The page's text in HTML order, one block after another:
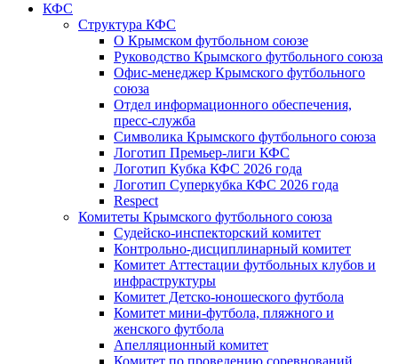
КФС
Структура КФС
О Крымском футбольном союзе
Руководство Крымского футбольного союза
Офис-менеджер Крымского футбольного
союза
Отдел информационного обеспечения,
пресс-служба
Символика Крымского футбольного союза
Логотип Премьер-лиги КФС
Логотип Кубка КФС 2026 года
Логотип Суперкубка КФС 2026 года
Respect
Комитеты Крымского футбольного союза
Судейско-инспекторский комитет
Контрольно-дисциплинарный комитет
Комитет Аттестации футбольных клубов и
инфраструктуры
Комитет Детско-юношеского футбола
Комитет мини-футбола, пляжного и
женского футбола
Апелляционный комитет
Комитет по проведению соревнований